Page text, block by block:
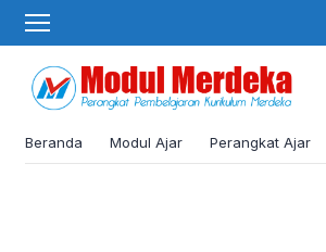
Beranda Modul Ajar Perangkat Ajar